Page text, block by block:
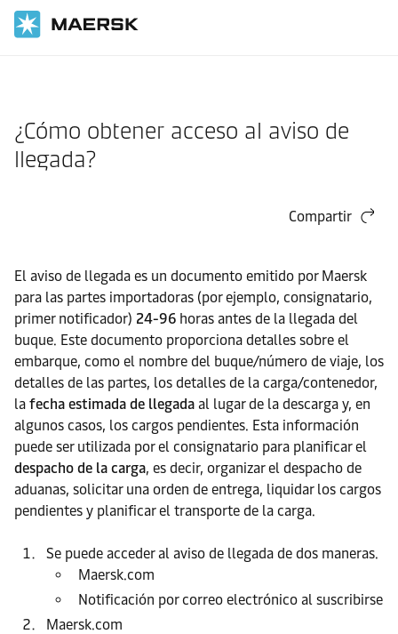
¿Cómo obtener acceso al aviso de
llegada?
Compartir
El aviso de llegada es un documento emitido por Maersk
para las partes importadoras (por ejemplo, consignatario,
primer notificador) 24-96 horas antes de la llegada del
buque. Este documento proporciona detalles sobre el
embarque, como el nombre del buque/número de viaje, los
detalles de las partes, los detalles de la carga/contenedor,
la fecha estimada de llegada al lugar de la descarga y, en
algunos casos, los cargos pendientes. Esta información
puede ser utilizada por el consignatario para planificar el
despacho de la carga, es decir, organizar el despacho de
aduanas, solicitar una orden de entrega, liquidar los cargos
pendientes y planificar el transporte de la carga.
Se puede acceder al aviso de llegada de dos maneras.
Maersk.com
Notificación por correo electrónico al suscribirse
Maersk.com